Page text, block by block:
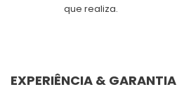
que realiza.
EXPERIÊNCIA & GARANTIA